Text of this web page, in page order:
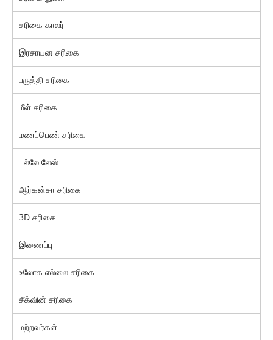
சரிகை காலர்
இரசாயன சரிகை
பருத்தி சரிகை
மீள் சரிகை
மணப்பெண் சரிகை
டல்லே லேஸ்
ஆர்கன்சா சரிகை
3D சரிகை
இணைப்பு
உலோக எல்லை சரிகை
சீக்வின் சரிகை
மற்றவர்கள்